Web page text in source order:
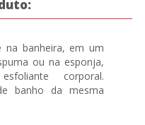
na banheira, em um
ou na esponja,
corporal.
banho da mesma